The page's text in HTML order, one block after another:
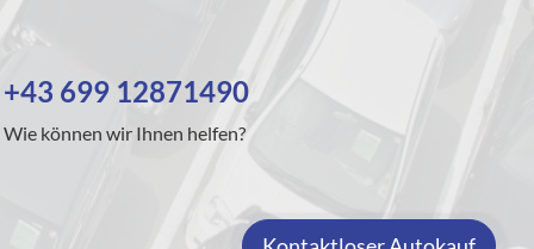
+43 699 12871490
Wie können wir Ihnen helfen?